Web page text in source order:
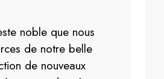
noble que nous
de notre belle
de nouveaux